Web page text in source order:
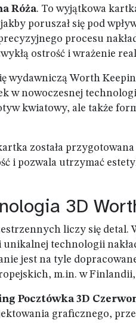
Róża. To wyjątkowa
jakby poruszał się pod
procesu
ostrość i wrażenie
wydawniczą Worth
w nowoczesnej
kwiatowy, ale także
została
i pozwala utrzymać
3D
liczy się
unikalnej technologii
jest na tyle
m.in. w
Pocztówka 3D
graficznego,